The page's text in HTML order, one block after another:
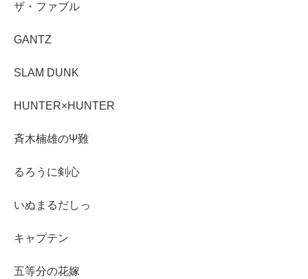
ザ・ファブル
GANTZ
SLAM DUNK
HUNTER×HUNTER
斉木楠雄のΨ難
るろうに剣心
いぬまるだしっ
キャプテン
五等分の花嫁